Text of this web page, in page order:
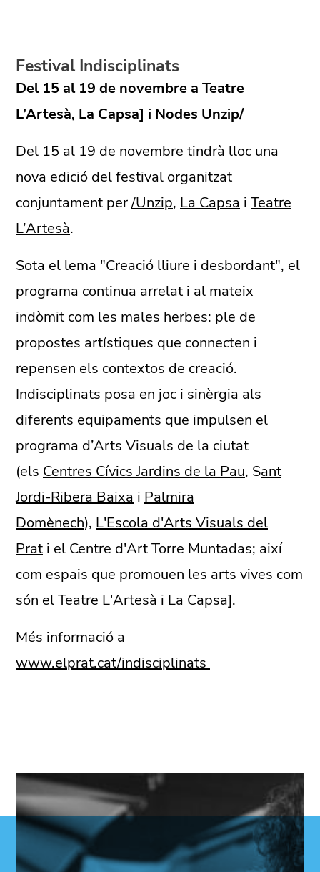
Festival Indisciplinats
Del 15 al 19 de novembre a Teatre
L’Artesà, La Capsa] i Nodes Unzip/
Del 15 al 19 de novembre tindrà lloc una
nova edició del festival organitzat
conjuntament per/Unzip, La Capsa i Teatre
L’Artesà.
Sota el lema "Creació lliure i desbordant", el
programa continua arrelat i al mateix
indòmit com les males herbes: ple de
propostes artístiques que connecten i
repensen els contextos de creació.
Indisciplinats posa en joc i sinèrgia als
diferents equipaments que impulsen el
programa d’Arts Visuals de la ciutat
(els Centres Cívics Jardins de la Pau, Sant
Jordi-Ribera Baixa i Palmira
Domènech), L'Escola d'Arts Visuals del
Prat i el Centre d'Art Torre Muntadas; així
com espais que promouen les arts vives com
són el Teatre L'Artesà i La Capsa].
Més informació a
www.elprat.cat/indisciplinats